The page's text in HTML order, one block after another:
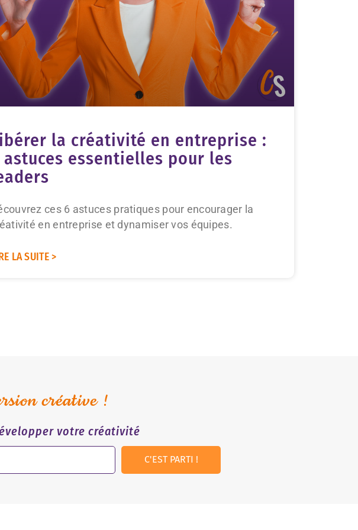
la créativité en entreprise :
astuces essentielles pour les
ces 6 astuces pratiques pour encourager la
en entreprise et dynamiser vos équipes.
LA SUITE >
créative !
votre créativité
C'EST PARTI !